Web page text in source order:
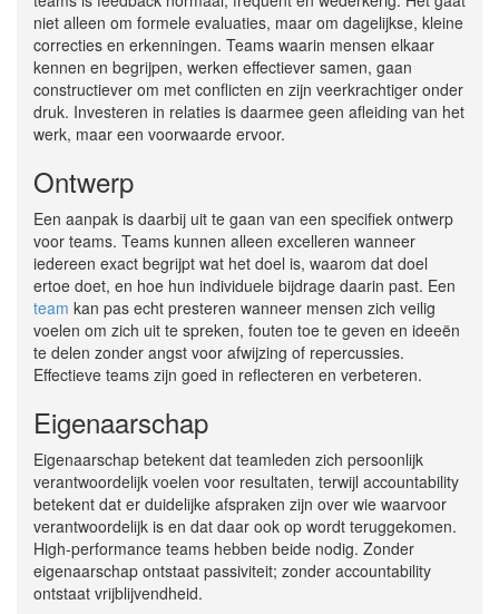
niet alleen om formele evaluaties, maar om dagelijkse, kleine
correcties en erkenningen. Teams waarin mensen elkaar
kennen en begrijpen, werken effectiever samen, gaan
constructiever om met conflicten en zijn veerkrachtiger onder
druk. Investeren in relaties is daarmee geen afleiding van het
werk, maar een voorwaarde ervoor.
Ontwerp
Een aanpak is daarbij uit te gaan van een specifiek ontwerp
voor teams. Teams kunnen alleen excelleren wanneer
iedereen exact begrijpt wat het doel is, waarom dat doel
ertoe doet, en hoe hun individuele bijdrage daarin past. Een
team kan pas echt presteren wanneer mensen zich veilig
voelen om zich uit te spreken, fouten toe te geven en ideeën
te delen zonder angst voor afwijzing of repercussies.
Effectieve teams zijn goed in reflecteren en verbeteren.
Eigenaarschap
Eigenaarschap betekent dat teamleden zich persoonlijk
verantwoordelijk voelen voor resultaten, terwijl accountability
betekent dat er duidelijke afspraken zijn over wie waarvoor
verantwoordelijk is en dat daar ook op wordt teruggekomen.
High-performance teams hebben beide nodig. Zonder
eigenaarschap ontstaat passiviteit; zonder accountability
ontstaat vrijblijvendheid.